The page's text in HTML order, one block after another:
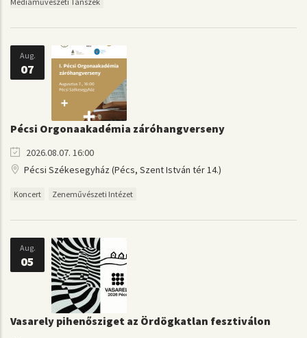
Aug.
07
Pécsi Orgonaakadémia záróhangverseny
2026.08.07. 16:00
Pécsi Székesegyház (Pécs, Szent István tér 14.)
Koncert Zeneművészeti Intézet
Aug.
05
Vasarely pihenősziget az Ördögkatlan fesztiválon